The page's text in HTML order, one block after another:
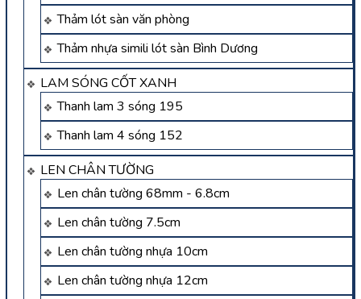
Thảm lót sàn văn phòng
Thảm nhựa simili lót sàn Bình Dương
LAM SÓNG CỐT XANH
Thanh lam 3 sóng 195
Thanh lam 4 sóng 152
LEN CHÂN TƯỜNG
Len chân tường 68mm - 6.8cm
Len chân tường 7.5cm
Len chân tường nhựa 10cm
Len chân tường nhựa 12cm